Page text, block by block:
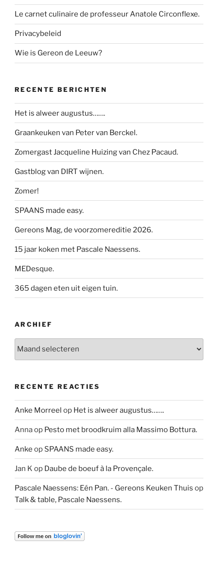
Le carnet culinaire de professeur Anatole Circonflexe.
Privacybeleid
Wie is Gereon de Leeuw?
RECENTE BERICHTEN
Het is alweer augustus…….
Graankeuken van Peter van Berckel.
Zomergast Jacqueline Huizing van Chez Pacaud.
Gastblog van DIRT wijnen.
Zomer!
SPAANS made easy.
Gereons Mag, de voorzomereditie 2026.
15 jaar koken met Pascale Naessens.
MEDesque.
365 dagen eten uit eigen tuin.
ARCHIEF
RECENTE REACTIES
Anke Morreel op Het is alweer augustus…….
Annaop Pesto met broodkruim alla Massimo Bottura.
Anke op SPAANS made easy.
Jan K op Daube de boeuf à la Provençale.
Pascale Naessens: Eén Pan. - Gereons Keuken Thuis op
Talk & table, Pascale Naessens.